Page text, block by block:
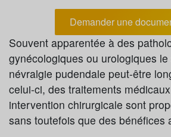
Demander une
Souvent apparentée à des
gynécologiques ou urologiques
névralgie pudendale peut-être
celui-ci, des traitements
intervention chirurgicale sont
sans toutefois que des bénéfices